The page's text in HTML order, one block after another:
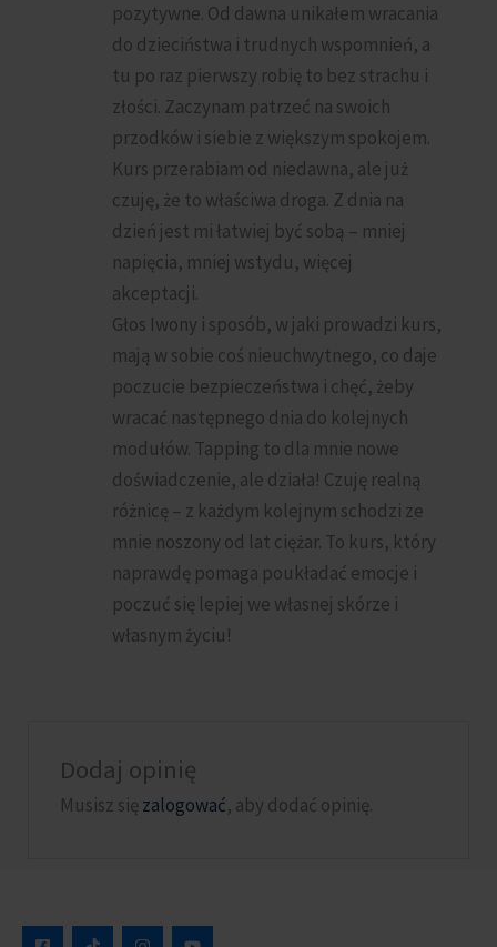
pozytywne. Od dawna unikałem wracania
do dzieciństwa i trudnych wspomnień, a
tu po raz pierwszy robię to bez strachu i
złości. Zaczynam patrzeć na swoich
przodków i siebie z większym spokojem.
Kurs przerabiam od niedawna, ale już
czuję, że to właściwa droga. Z dnia na
dzień jest mi łatwiej być sobą – mniej
napięcia, mniej wstydu, więcej
akceptacji.
Głos Iwony i sposób, w jaki prowadzi kurs,
mają w sobie coś nieuchwytnego, co daje
poczucie bezpieczeństwa i chęć, żeby
wracać następnego dnia do kolejnych
modułów. Tapping to dla mnie nowe
doświadczenie, ale działa! Czuję realną
różnicę – z każdym kolejnym schodzi ze
mnie noszony od lat ciężar. To kurs, który
naprawdę pomaga poukładać emocje i
poczuć się lepiej we własnej skórze i
własnym życiu!
Dodaj opinię
Musisz się zalogować, aby dodać opinię.